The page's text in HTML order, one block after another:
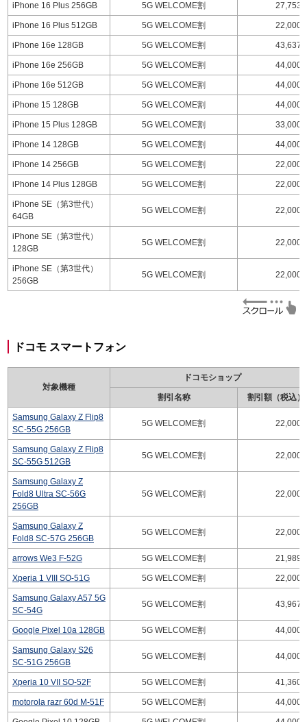
iPhone 16 Plus 256GB 5G WELCOME割 27,753
iPhone 16 Plus 512GB 5G WELCOME割 22,000
iPhone 16e 128GB 5G WELCOME割 43,637
iPhone 16e 256GB 5G WELCOME割 44,000
iPhone 16e 512GB 5G WELCOME割 44,000
iPhone 15 128GB 5G WELCOME割 44,000
iPhone 15 Plus 128GB 5G WELCOME割 33,000
iPhone 14 128GB 5G WELCOME割 44,000
iPhone 14 256GB 5G WELCOME割 22,000
iPhone 14 Plus 128GB 5G WELCOME割 22,000
iPhone SE（第3世代）
64GB
5G WELCOME割 22,000
iPhone SE（第3世代）
128GB
5G WELCOME割 22,000
iPhone SE（第3世代）
256GB
5G WELCOME割 22,000
ドコモ スマートフォン
対象機種
ドコモショップ
割引名称 割引額（税込）
Samsung Galaxy Z Flip8
SC-55G 256GB
5G WELCOME割 22,000
Samsung Galaxy Z Flip8
SC-55G 512GB
5G WELCOME割 22,000
Samsung Galaxy Z
Fold8 Ultra SC-56G
256GB
5G WELCOME割 22,000
Samsung Galaxy Z
Fold8 SC-57G 256GB
5G WELCOME割 22,000
arrows We3 F-52G 5G WELCOME割 21,989
Xperia 1 VIII SO-51G 5G WELCOME割 22,000
Samsung Galaxy A57 5G
SC-54G
5G WELCOME割 43,967
Google Pixel 10a 128GB 5G WELCOME割 44,000
Samsung Galaxy S26
SC-51G 256GB
5G WELCOME割 44,000
Xperia 10 VII SO-52F 5G WELCOME割 41,360
motorola razr 60d M-51F 5G WELCOME割 44,000